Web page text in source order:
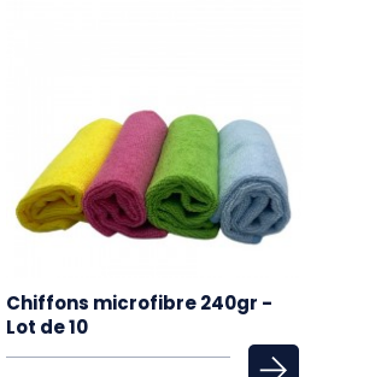
Chiffons microfibre 240gr -
Lot de 10